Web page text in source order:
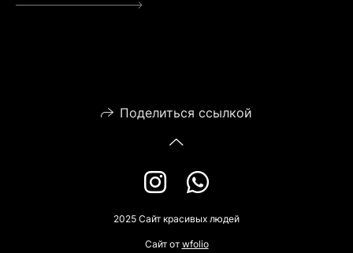
Поделиться ссылкой
2025 Сайт красивых людей
Сайт от wfolio